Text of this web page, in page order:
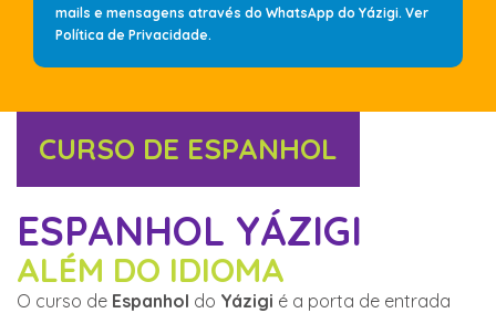
mails e mensagens através do WhatsApp do Yázigi. Ver
Política de Privacidade.
CURSO DE ESPANHOL
ESPANHOL YÁZIGI
ALÉM DO IDIOMA
O curso de Espanhol do Yázigi é a porta de entrada